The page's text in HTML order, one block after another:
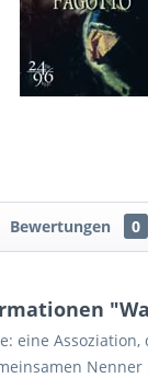
Bewertungen 0
eine